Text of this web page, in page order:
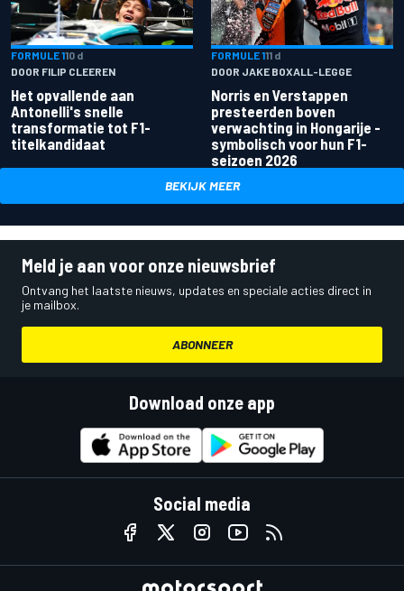
FORMULE 110 d
DOOR FILIP CLEEREN
Het opvallende aan
Antonelli's snelle
transformatie tot F1-
titelkandidaat
FORMULE 111 d
DOOR JAKE BOXALL-LEGGE
Norris en Verstappen
presteerden boven
verwachting in Hongarije -
symbolisch voor hun F1-
seizoen 2026
BEKIJK MEER
Meld je aan voor onze nieuwsbrief
Ontvang het laatste nieuws, updates en speciale acties direct in
je mailbox.
ABONNEER
Download onze app
Social media